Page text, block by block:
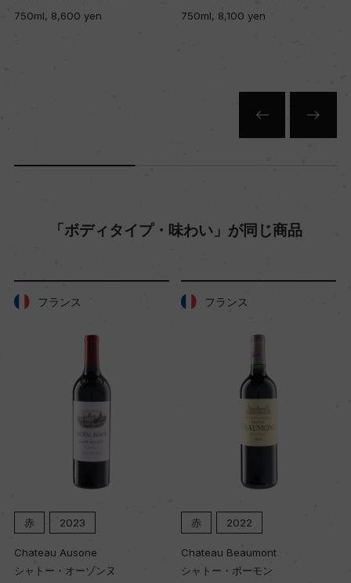
3720
土壌
酸化鉄や酸化アルミニウムが混じり赤みがかっ
品質分類・原産地呼称
フリウリ・イソンツォD.O.C.
ー
入数
750ml, 8,600 yen
750ml, 8,100 yen
「ボディタイプ・味わい」が同じ商品
フランス
赤 2023
Chateau Ausone
シャトー・オーゾンヌ
フランス
赤 2022
Chateau Beaumont
シャトー・ボーモン